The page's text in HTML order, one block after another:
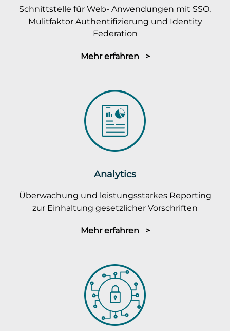
Schnittstelle für Web- Anwendungen mit SSO,
Mulitfaktor Authentifizierung und Identity
Federation
Mehr erfahren >
Analytics
Überwachung und leistungsstarkes Reporting
zur Einhaltung gesetzlicher Vorschriften
Mehr erfahren >